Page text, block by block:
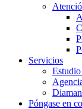
Servicios
Póngase en